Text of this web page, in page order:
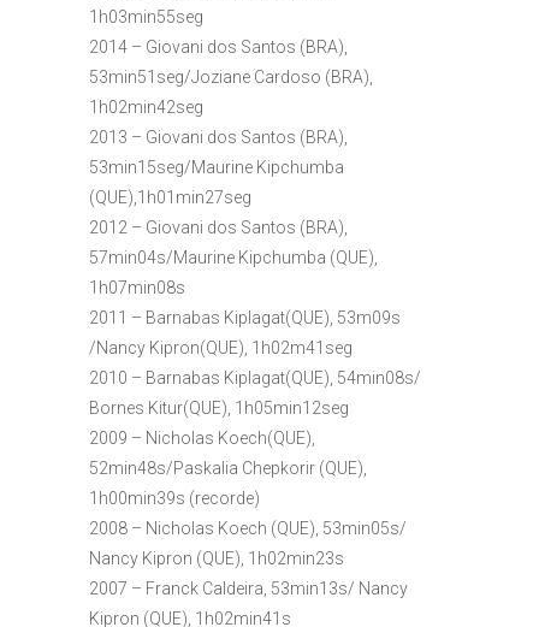
1h03min55seg
2014 – Giovani dos Santos (BRA),
53min51seg/Joziane Cardoso (BRA),
1h02min42seg
2013 – Giovani dos Santos (BRA),
53min15seg/Maurine Kipchumba
(QUE),1h01min27seg
2012 – Giovani dos Santos (BRA),
57min04s/Maurine Kipchumba (QUE),
1h07min08s
2011 – Barnabas Kiplagat(QUE), 53m09s
/Nancy Kipron(QUE), 1h02m41seg
2010 – Barnabas Kiplagat(QUE), 54min08s/
Bornes Kitur(QUE), 1h05min12seg
2009 – Nicholas Koech(QUE),
52min48s/Paskalia Chepkorir (QUE),
1h00min39s (recorde)
2008 – Nicholas Koech (QUE), 53min05s/
Nancy Kipron (QUE), 1h02min23s
2007 – Franck Caldeira, 53min13s/ Nancy
Kipron (QUE), 1h02min41s